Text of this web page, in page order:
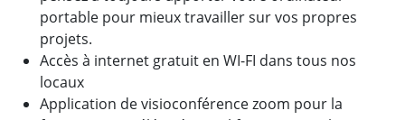
portable pour mieux travailler sur vos propres
projets.
Accès à internet gratuit en WI-FI dans tous nos
locaux
Application de visioconférence zoom pour la
Des résultats concrets obtenus
par de vrais professionnels :